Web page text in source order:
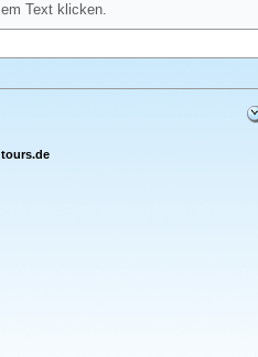
Text klicken.